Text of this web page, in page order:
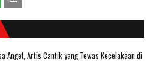
Angel, Artis Cantik yang Tewas Kecelakaan di